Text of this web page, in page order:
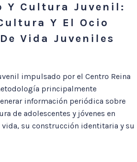
Y Cultura Juvenil:
Y El Ocio
Vida Juveniles
impulsado por el Centro Reina
principalmente
información periódica sobre
de adolescentes y jóvenes en
su construcción identitaria y su